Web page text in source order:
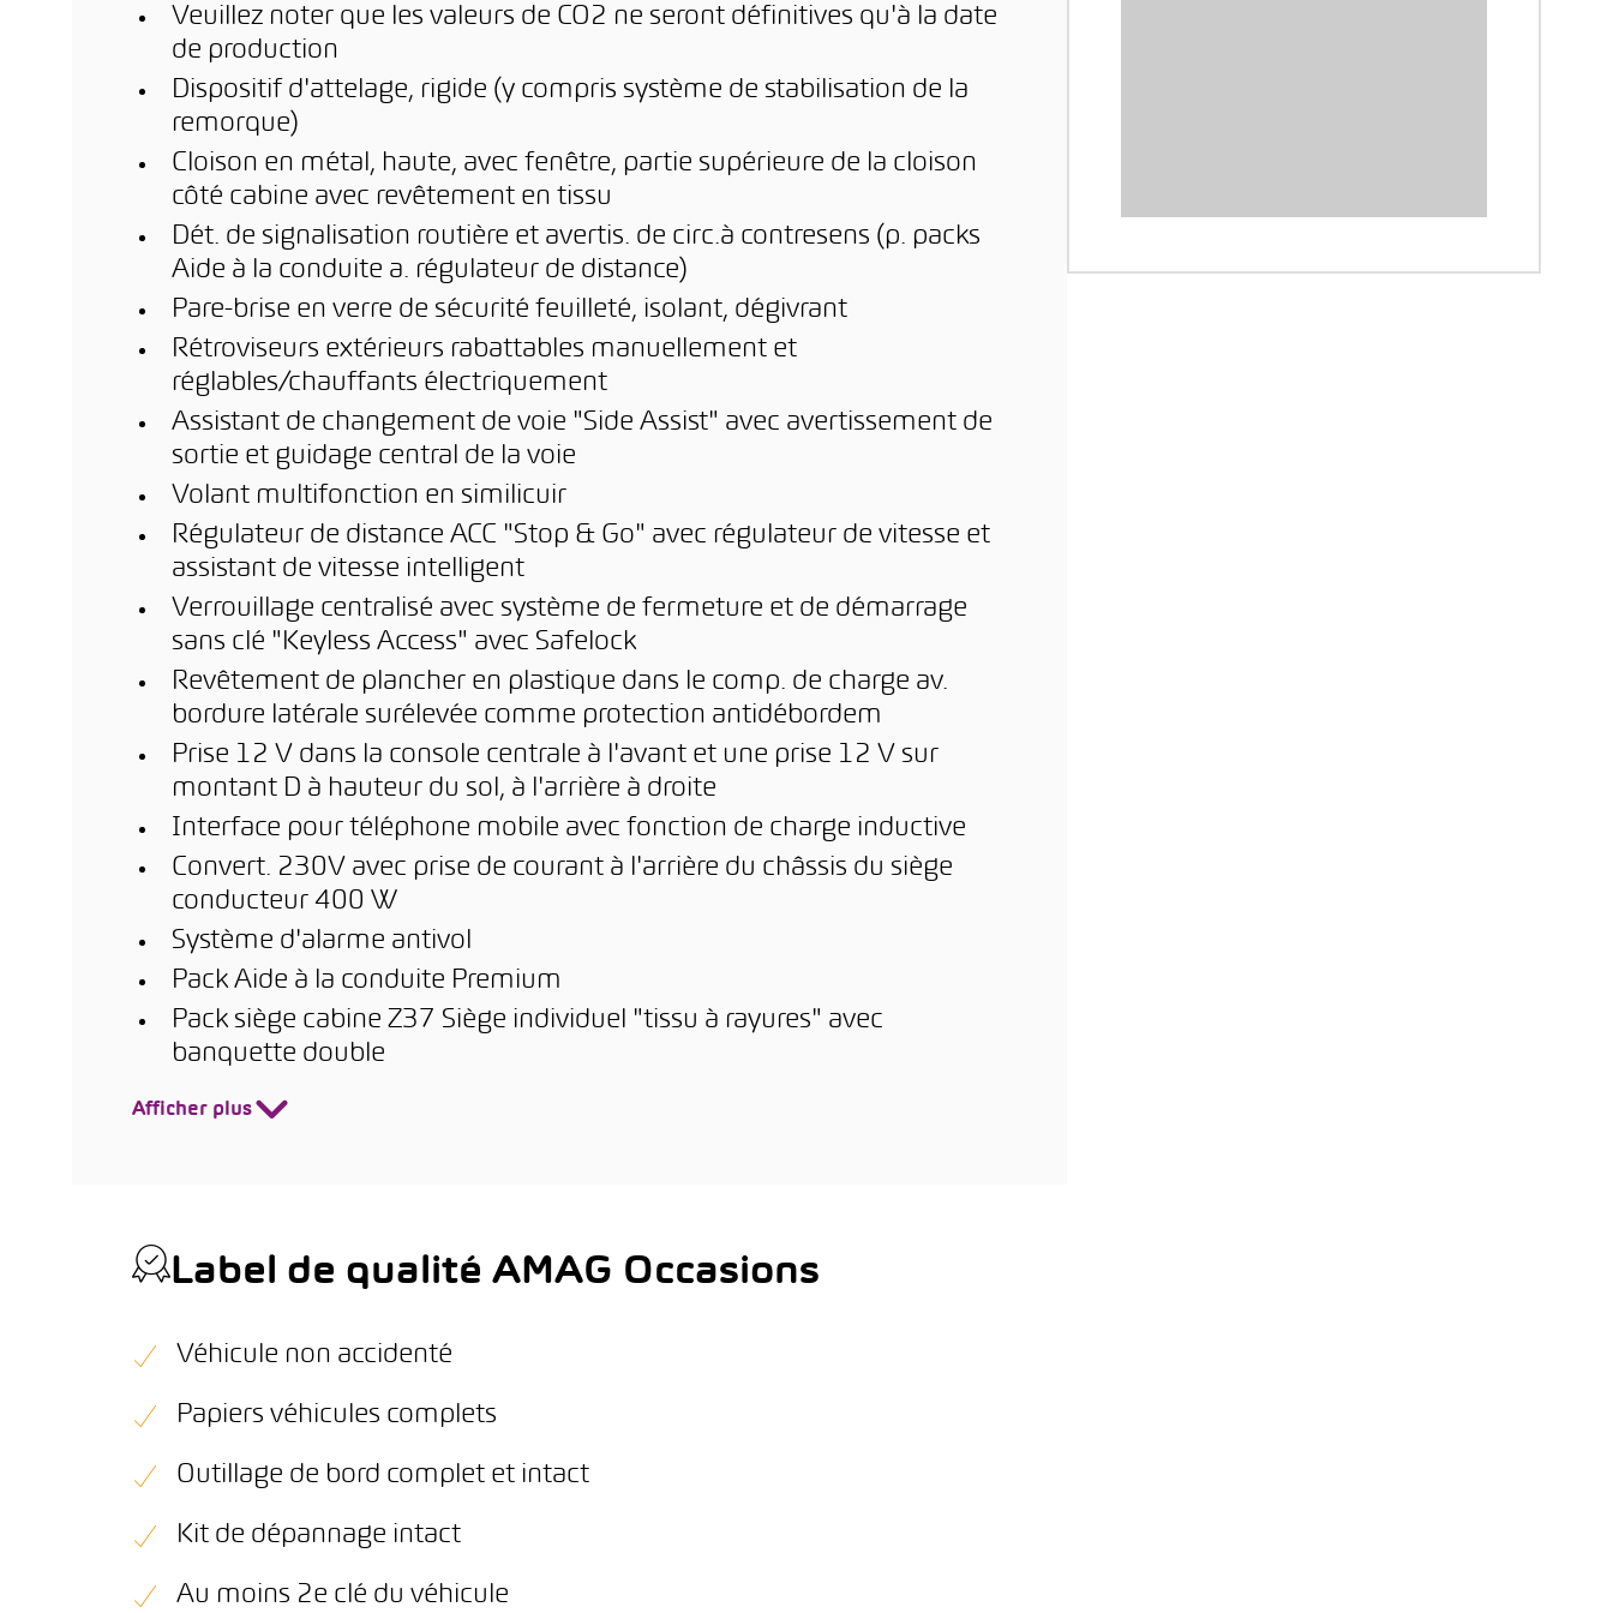
Veuillez noter que les valeurs de CO2 ne seront définitives qu'à la date
de production
Dispositif d'attelage, rigide (y compris système de stabilisation de la
remorque)
Cloison en métal, haute, avec fenêtre, partie supérieure de la cloison
côté cabine avec revêtement en tissu
Dét. de signalisation routière et avertis. de circ.à contresens (p. packs
Aide à la conduite a. régulateur de distance)
Pare-brise en verre de sécurité feuilleté, isolant, dégivrant
Rétroviseurs extérieurs rabattables manuellement et
réglables/chauffants électriquement
Assistant de changement de voie "Side Assist" avec avertissement de
sortie et guidage central de la voie
Volant multifonction en similicuir
Régulateur de distance ACC "Stop & Go" avec régulateur de vitesse et
assistant de vitesse intelligent
Verrouillage centralisé avec système de fermeture et de démarrage
sans clé "Keyless Access" avec Safelock
Revêtement de plancher en plastique dans le comp. de charge av.
bordure latérale surélevée comme protection antidébordem
Prise 12 V dans la console centrale à l'avant et une prise 12 V sur
montant D à hauteur du sol, à l'arrière à droite
Interface pour téléphone mobile avec fonction de charge inductive
Convert. 230V avec prise de courant à l'arrière du châssis du siège
conducteur 400 W
Système d'alarme antivol
Pack Aide à la conduite Premium
Pack siège cabine Z37 Siège individuel "tissu à rayures" avec
banquette double
Afficher plus
Label de qualité AMAG Occasions
Véhicule non accidenté
Papiers véhicules complets
Outillage de bord complet et intact
Kit de dépannage intact
Au moins 2e clé du véhicule